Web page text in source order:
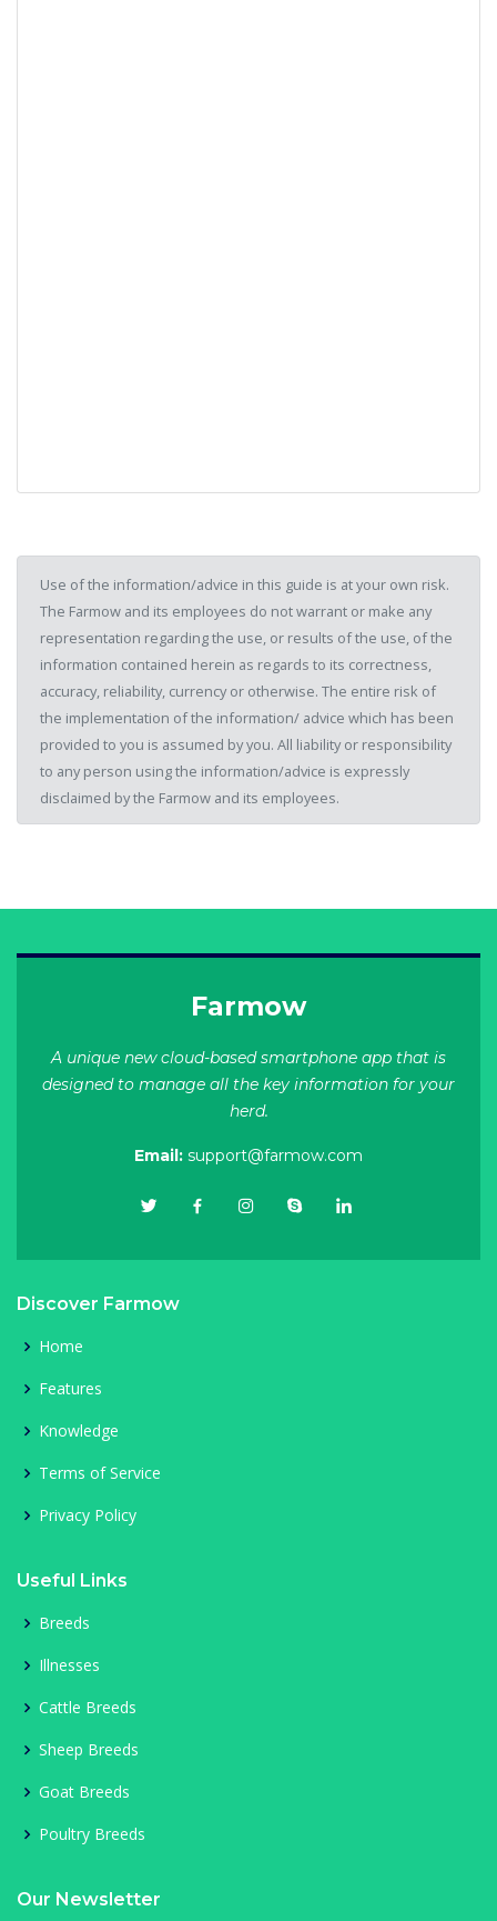
Use of the information/advice in this guide is at your own risk.
The Farmow and its employees do not warrant or make any
representation regarding the use, or results of the use, of the
information contained herein as regards to its correctness,
accuracy, reliability, currency or otherwise. The entire risk of
the implementation of the information/ advice which has been
provided to you is assumed by you. All liability or responsibility
to any person using the information/advice is expressly
disclaimed by the Farmow and its employees.
Farmow
A unique new cloud-based smartphone app that is
designed to manage all the key information for your
herd.
Email: support@farmow.com
Discover Farmow
Home
Features
Knowledge
Terms of Service
Privacy Policy
Useful Links
Breeds
Illnesses
Cattle Breeds
Sheep Breeds
Goat Breeds
Poultry Breeds
Our Newsletter